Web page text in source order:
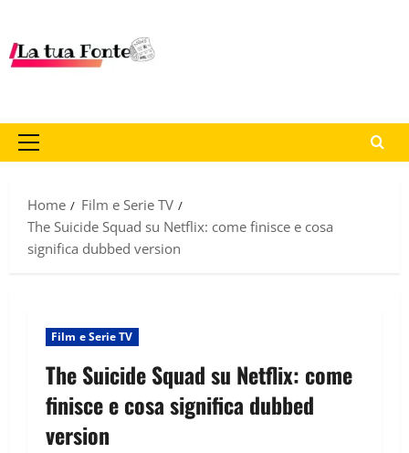
Home
Film e Serie TV
The Suicide Squad su Netflix: come finisce e cosa
significa dubbed version
Film e Serie TV
The Suicide Squad su Netflix: come
finisce e cosa significa dubbed
version